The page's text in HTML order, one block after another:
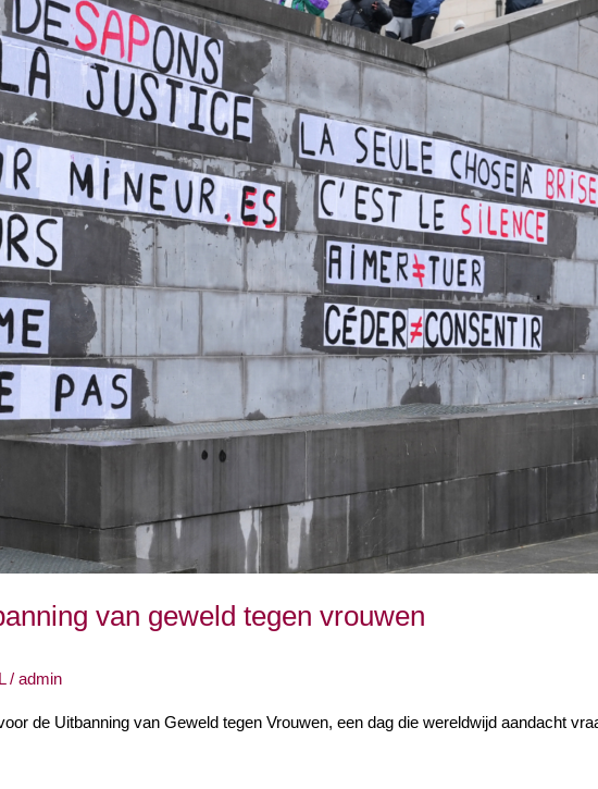
van geweld tegen vrouwen
/ admin
de Uitbanning van Geweld tegen Vrouwen, een dag die wereldwijd aandacht